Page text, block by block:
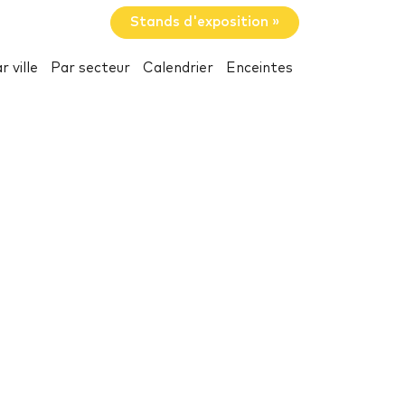
Stands d'exposition »
ville Par secteur Calendrier Enceintes